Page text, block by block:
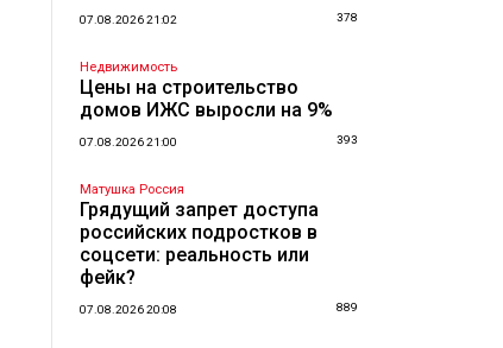
07.08.2026 21:02 378
Недвижимость
Цены на строительство
домов ИЖС выросли на 9%
07.08.2026 21:00 393
Матушка Россия
Грядущий запрет доступа
российских подростков в
соцсети: реальность или
фейк?
07.08.2026 20:08 889